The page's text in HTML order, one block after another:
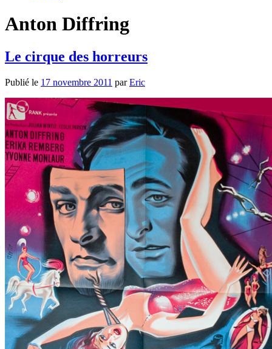
Anton Diffring
Le cirque des horreurs
Publié le 17 novembre 2011 parEric